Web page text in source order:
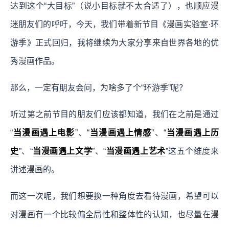
达到这个“大目标”（说小目标就不太合适了），也顺应漫
迷朋友们的呼吁，今天，我们带着新节目《漫画实验室·环
游季》正式回归，我将继续为大家分享来自世界各地的优
秀漫画作品。
那么，一定有朋友会问，为啥多了个“环游季”呢？
听过第之前节目的朋友们应该都知道，我们在之前是通过
“当漫画遇上电影”、“当漫画遇上情感”、“当漫画遇上历
史”、“当漫画遇上文学”、“当漫画遇上艺术”这五个维度来
讲述漫画的。
而这一次呢，我们想要换一种角度去看待漫画，希望可以
对漫画有一个比较偏全局性和整体性的认知，也尽量在漫